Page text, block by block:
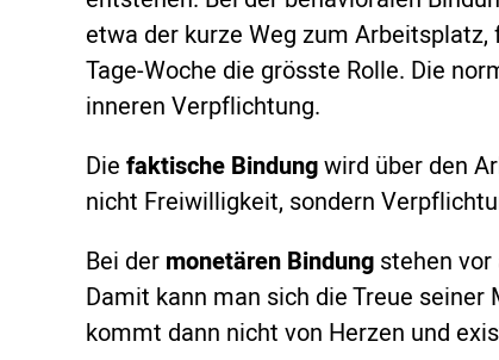
etwa der kurze Weg zum
Tage-Woche die grösste Rolle. Die
inneren Verpflichtung.
Die faktische Bindungwird über den
nicht Freiwilligkeit, sondern
Bei der monetären Bindung stehen
Damit kann man sich die Treue
kommt dann nicht von Herzen und